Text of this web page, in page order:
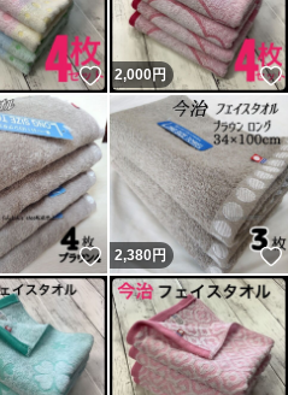
いいね！
2,000円
いいね！
2,380円